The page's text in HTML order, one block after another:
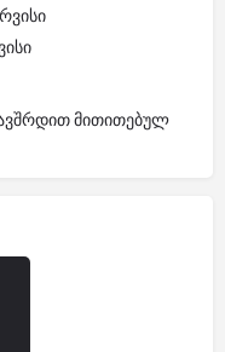
მითითებულ